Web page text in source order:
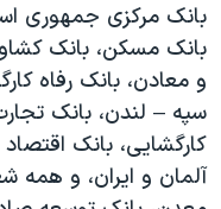
بانک مرکزی جمهوری
بانک مسکن، بانک
و معادن، بانک رفاه
سپه – لندن، بانک
کارگشایی، بانک اقتصاد
آلمان و ایران، و همه